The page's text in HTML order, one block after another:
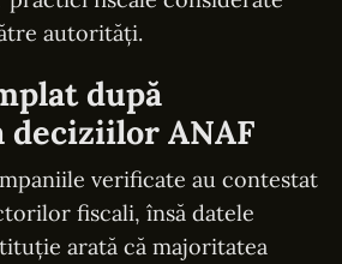
autorități.
după
deciziilor ANAF
verificate au contestat
fiscali, însă datele
arată că majoritatea